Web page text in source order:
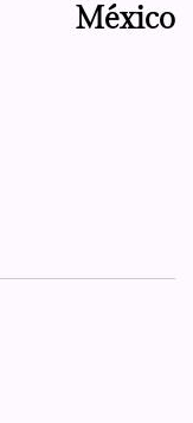
México